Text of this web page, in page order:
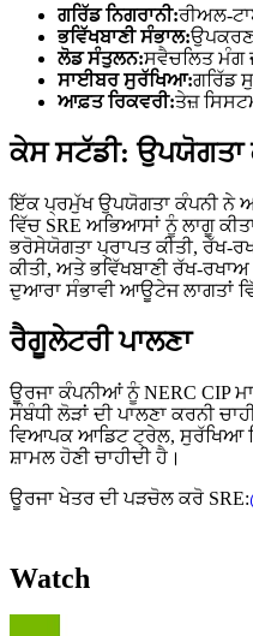
ਗਰਿੱਡ ਨਿਗਰਾਨੀ:ਰੀਅਲ-
ਭਵਿੱਖਬਾਣੀ ਸੰਭਾਲ:ਉਪਕਰਣ
ਲੋਡ ਸੰਤੁਲਨ:ਸਵੈਚਲਿਤ ਮੰਗ
ਸਾਈਬਰ ਸੁਰੱਖਿਆ:ਗਰਿੱਡ
ਆਫ਼ਤ ਰਿਕਵਰੀ:ਤੇਜ਼
ਕੇਸ ਸਟੱਡੀ: ਉਪਯੋਗਤਾ
ਇੱਕ ਪ੍ਰਮੁੱਖ ਉਪਯੋਗਤਾ ਕੰਪਨੀ ਨੇ
ਵਿੱਚ SRE ਅਭਿਆਸਾਂ ਨੂੰ ਲਾਗੂ
ਭਰੋਸੇਯੋਗਤਾ ਪ੍ਰਾਪਤ ਕੀਤੀ, ਰੱਖ-
ਕੀਤੀ, ਅਤੇ ਭਵਿੱਖਬਾਣੀ ਰੱਖ-
ਦੁਆਰਾ ਸੰਭਾਵੀ ਆਊਟੇਜ ਲਾਗਤਾਂ
ਰੈਗੂਲੇਟਰੀ ਪਾਲਣਾ
ਊਰਜਾ ਕੰਪਨੀਆਂ ਨੂੰ NERC CIP
ਸੰਬੰਧੀ ਲੋੜਾਂ ਦੀ ਪਾਲਣਾ ਕਰਨੀ
ਵਿਆਪਕ ਆਡਿਟ ਟ੍ਰੇਲ, ਸੁਰੱਖਿਆ
ਸ਼ਾਮਲ ਹੋਣੀ ਚਾਹੀਦੀ ਹੈ।
ਊਰਜਾ ਖੇਤਰ ਦੀ ਪੜਚੋਲ ਕਰੋ SRE:
Watch